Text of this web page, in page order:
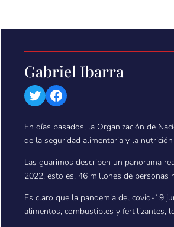
Gabriel Ibarra
TwitterFacebook
En días pasados, la Organización de
de la seguridad alimentaria y la
Las guarimos describen un panorama
2022, esto es, 46 millones de personas
Es claro que la pandemia del covid-19
alimentos, combustibles y fertilizantes,